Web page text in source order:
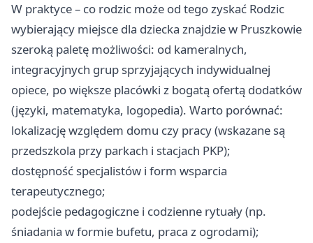
W praktyce – co rodzic może od tego zyskać Rodzic
wybierający miejsce dla dziecka znajdzie w Pruszkowie
szeroką paletę możliwości: od kameralnych,
integracyjnych grup sprzyjających indywidualnej
opiece, po większe placówki z bogatą ofertą dodatków
(języki, matematyka, logopedia). Warto porównać:
lokalizację względem domu czy pracy (wskazane są
przedszkola przy parkach i stacjach PKP);
dostępność specjalistów i form wsparcia
terapeutycznego;
podejście pedagogiczne i codzienne rytuały (np.
śniadania w formie bufetu, praca z ogrodami);